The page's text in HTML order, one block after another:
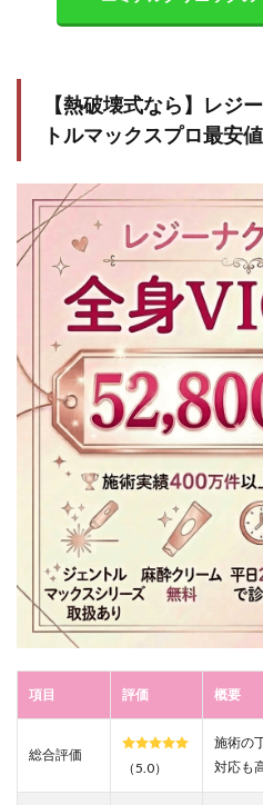
クリ
ニッ
ク新
｜ジ
ェン
トル
マッ
クス
プロ
のあ
るク
リニ
ック
で
月々
1,000
円か
ら始
める
3.3
3.フレ
イア
クリ
ニッ
ク新
宿院
定の
プラ
【熱破壊式なら】レジ
トルマックスプロ最安
項目 評価 概要
総合評価
（5.0）
施術の
対応も